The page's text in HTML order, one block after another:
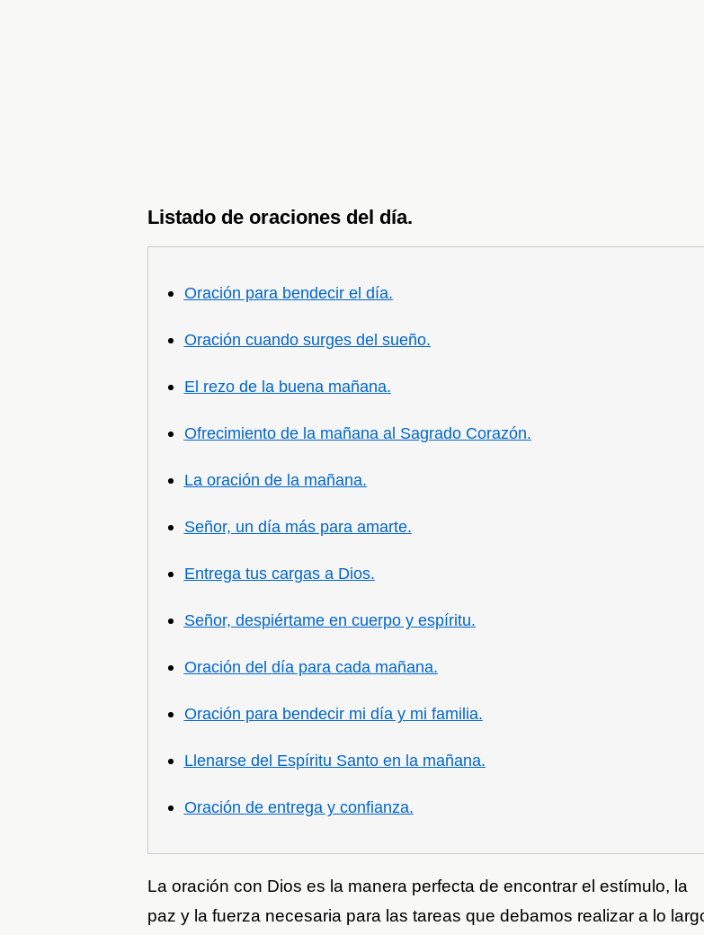
Listado de oraciones del día.
Oración para bendecir el día.
Oración cuando surges del sueño.
El rezo de la buena mañana.
Ofrecimiento de la mañana al Sagrado Corazón.
La oración de la mañana.
Señor, un día más para amarte.
Entrega tus cargas a Dios.
Señor, despiértame en cuerpo y espíritu.
Oración del día para cada mañana.
Oración para bendecir mi día y mi familia.
Llenarse del Espíritu Santo en la mañana.
Oración de entrega y confianza.
La oración con Dios es la manera perfecta de encontrar el estímulo, la
paz y la fuerza necesaria para las tareas que debamos realizar a lo